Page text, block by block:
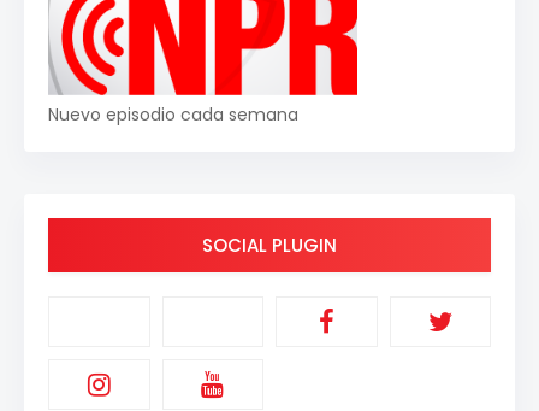
Nuevo episodio cada semana
SOCIAL PLUGIN